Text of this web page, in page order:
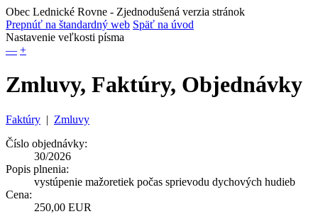
Obec Lednické Rovne - Zjednodušená verzia stránok
Prepnúť na štandardný web Späť na úvod
Nastavenie veľkosti písma
— +
Zmluvy, Faktúry, Objednávky
Faktúry | Zmluvy
Číslo objednávky:
30/2026
Popis plnenia:
vystúpenie mažoretiek počas sprievodu dychových hudieb
Cena:
250,00 EUR